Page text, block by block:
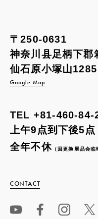
〒250-0631
神奈川县足柄下郡
仙石原小塚山1285
Google Map
TEL +81-460-84-
上午9点到下後5点
全年不休（因更換展品会临
CONTACT